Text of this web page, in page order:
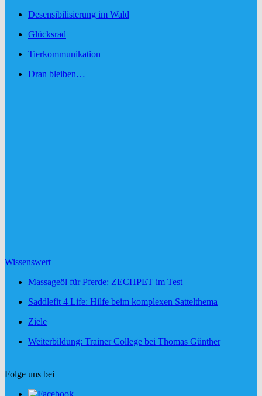
Desensibilisierung im Wald
Glücksrad
Tierkommunikation
Dran bleiben…
Wissenswert
Massageöl für Pferde: ZECHPET im Test
Saddlefit 4 Life: Hilfe beim komplexen Sattelthema
Ziele
Weiterbildung: Trainer College bei Thomas Günther
Folge uns bei